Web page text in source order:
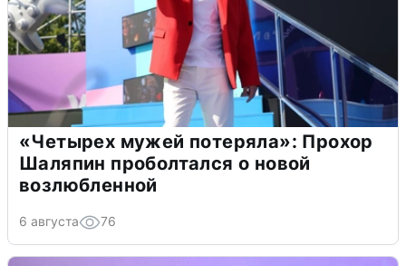
«Четырех мужей потеряла»: Прохор
Шаляпин проболтался о новой
возлюбленной
6 августа 76